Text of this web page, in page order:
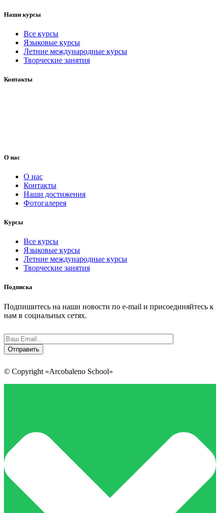
Наши курсы
Все курсы
Языковые курсы
Летние международные курсы
Творческие занятия
Контакты
О нас
О нас
Контакты
Наши достижения
Фотогалерея
Курсы
Все курсы
Языковые курсы
Летние международные курсы
Творческие занятия
Подписка
Подпишитесь на наши новости по e-mail и присоединяйтесь к
нам в социальных сетях.
© Copyright «Arcobaleno School»